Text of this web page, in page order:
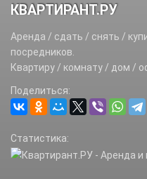
КВАРТИРАНТ.РУ
Аренда / сдать / снять /
посредников.
Квартиру / комнату / дом /
Поделиться:
Статистика: